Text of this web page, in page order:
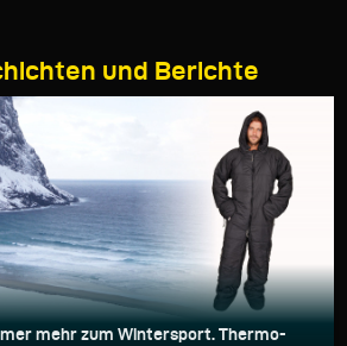
und Berichte
mehr zum Wintersport. Thermo-